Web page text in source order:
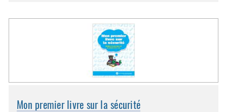
Mon premier livre sur la sécurité